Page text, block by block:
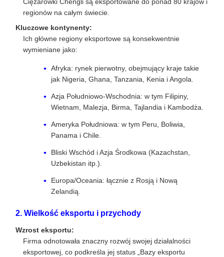
regionów na całym świecie.
Kluczowe kontynenty:
Ich główne regiony eksportowe są konsekwentnie
wymieniane jako:
Afryka: rynek pierwotny, obejmujący kraje takie
jak Nigeria, Ghana, Tanzania, Kenia i Angola.
Azja Południowo-Wschodnia: w tym Filipiny,
Wietnam, Malezja, Birma, Tajlandia i Kambodża.
Ameryka Południowa: w tym Peru, Boliwia,
Panama i Chile.
Bliski Wschód i Azja Środkowa (Kazachstan,
Uzbekistan itp.).
Europa/Oceania: łącznie z Rosją i Nową
Zelandią.
2. Wielkość eksportu i przychody
Wzrost eksportu:
Firma odnotowała znaczny rozwój swojej działalności
eksportowej, co podkreśla jej status „Bazy eksportu